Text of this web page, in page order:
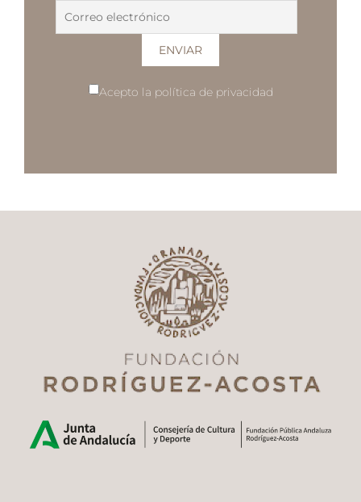
Acepto la política de privacidad